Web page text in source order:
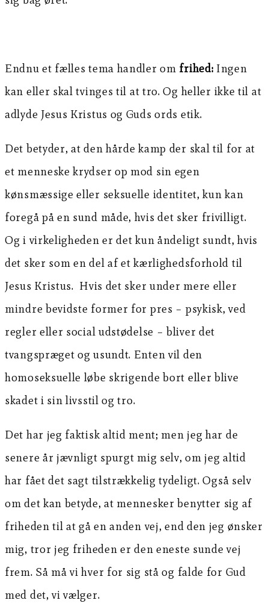
Endnu et fælles tema handler om frihed: Ingen
kan eller skal tvinges til at tro. Og heller ikke til at
adlyde Jesus Kristus og Guds ords etik.
Det betyder, at den hårde kamp der skal til for at
et menneske krydser op mod sin egen
kønsmæssige eller seksuelle identitet, kun kan
foregå på en sund måde, hvis det sker frivilligt.
Og i virkeligheden er det kun åndeligt sundt, hvis
det sker som en del af et kærlighedsforhold til
Jesus Kristus. Hvis det sker under mere eller
mindre bevidste former for pres – psykisk, ved
regler eller social udstødelse – bliver det
tvangspræget og usundt. Enten vil den
homoseksuelle løbe skrigende bort eller blive
skadet i sin livsstil og tro.
Det har jeg faktisk altid ment; men jeg har de
senere år jævnligt spurgt mig selv, om jeg altid
har fået det sagt tilstrækkelig tydeligt. Også selv
om det kan betyde, at mennesker benytter sig af
friheden til at gå en anden vej, end den jeg ønsker
mig, tror jeg friheden er den eneste sunde vej
frem. Så må vi hver for sig stå og falde for Gud
med det, vi vælger.